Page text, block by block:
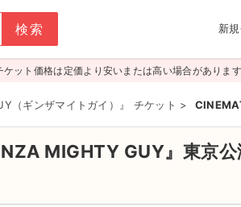
新
ット価格は定価より安いまたは高い場合があります
（ギンザマイトガイ）』 チケット >
MIGHTY GUY』東京公